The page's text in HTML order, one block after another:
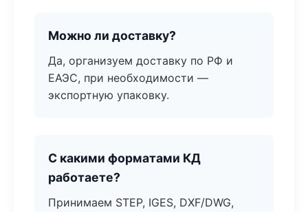
Можно ли доставку?
Да, организуем доставку по РФ и
ЕАЭС, при необходимости —
экспортную упаковку.
С какими форматами КД
работаете?
Принимаем STEP, IGES, DXF/DWG,